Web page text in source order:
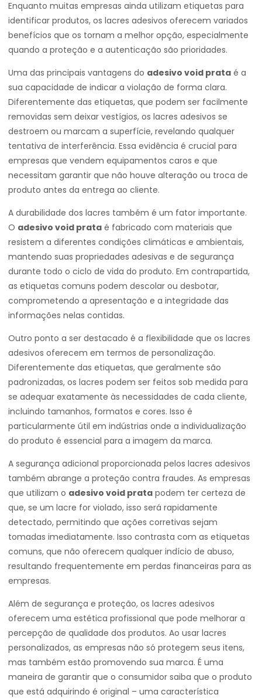
Enquanto muitas empresas ainda utilizam etiquetas para
identificar produtos, os lacres adesivos oferecem variados
benefícios que os tornam a melhor opção, especialmente
quando a proteção e a autenticação são prioridades.
Uma das principais vantagens do adesivo void prata é a
sua capacidade de indicar a violação de forma clara.
Diferentemente das etiquetas, que podem ser facilmente
removidas sem deixar vestígios, os lacres adesivos se
destroem ou marcam a superfície, revelando qualquer
tentativa de interferência. Essa evidência é crucial para
empresas que vendem equipamentos caros e que
necessitam garantir que não houve alteração ou troca de
produto antes da entrega ao cliente.
A durabilidade dos lacres também é um fator importante.
O adesivo void prata é fabricado com materiais que
resistem a diferentes condições climáticas e ambientais,
mantendo suas propriedades adesivas e de segurança
durante todo o ciclo de vida do produto. Em contrapartida,
as etiquetas comuns podem descolar ou desbotar,
comprometendo a apresentação e a integridade das
informações nelas contidas.
Outro ponto a ser destacado é a flexibilidade que os lacres
adesivos oferecem em termos de personalização.
Diferentemente das etiquetas, que geralmente são
padronizadas, os lacres podem ser feitos sob medida para
se adequar exatamente às necessidades de cada cliente,
incluindo tamanhos, formatos e cores. Isso é
particularmente útil em indústrias onde a individualização
do produto é essencial para a imagem da marca.
A segurança adicional proporcionada pelos lacres adesivos
também abrange a proteção contra fraudes. As empresas
que utilizam o adesivo void prata podem ter certeza de
que, se um lacre for violado, isso será rapidamente
detectado, permitindo que ações corretivas sejam
tomadas imediatamente. Isso contrasta com as etiquetas
comuns, que não oferecem qualquer indício de abuso,
resultando frequentemente em perdas financeiras para as
empresas.
Além de segurança e proteção, os lacres adesivos
oferecem uma estética profissional que pode melhorar a
percepção de qualidade dos produtos. Ao usar lacres
personalizados, as empresas não só protegem seus itens,
mas também estão promovendo sua marca. É uma
maneira de garantir que o consumidor saiba que o produto
que está adquirindo é original – uma característica